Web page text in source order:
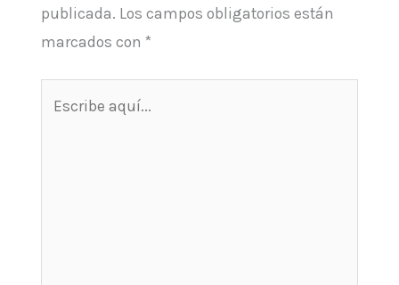
publicada. Los campos obligatorios están
marcados con *